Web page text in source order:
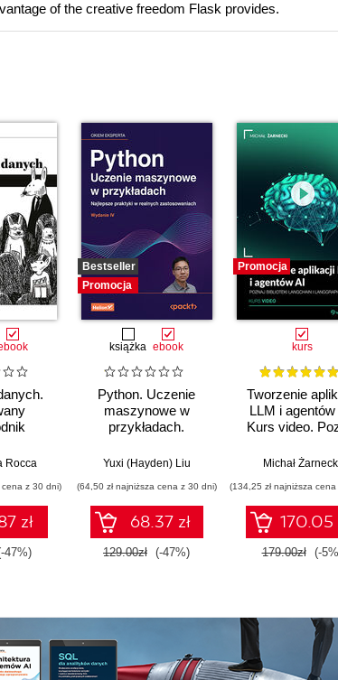
of the creative freedom Flask provides.
Rocca
cena z 30 dni)
zł
47%)
Bestseller
Promocja
książka ebook
Python. Uczenie
maszynowe w
przykładach.
realnych
Wydanie IV
Yuxi (Hayden) Liu
(64,50 zł najniższa cena z 30 dni)
68.37 zł
129.00zł (-47%)
Promocja
kurs
Tworzenie
LLM i agentów
Kurs video.
LangGraph
Michał
(134,25 zł najniższa
170.05
179.00zł (-